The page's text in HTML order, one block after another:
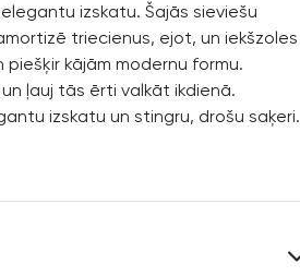
izskatu. Šajās sieviešu
triecienus, ejot, un iekšzoles
kājām modernu formu.
ļauj tās ērti valkāt ikdienā.
izskatu un stingru, drošu saķeri.